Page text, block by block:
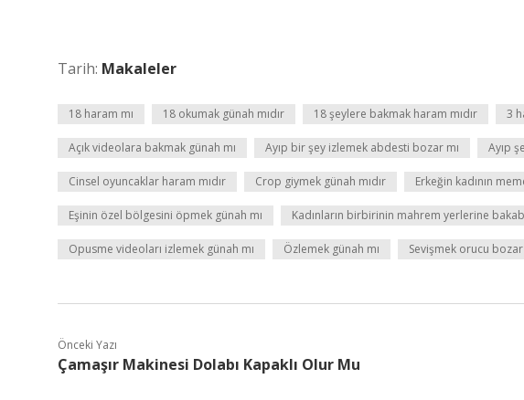
Tarih: Makaleler
18 haram mı 18 okumak günah mıdır 18 şeylere bakmak haram mıdır 3
Açık videolara bakmak günah mı Ayıp bir şey izlemek abdesti bozar mı Ayıp
Cinsel oyuncaklar haram mıdır Crop giymek günah mıdır Erkeğin kadının
Eşinin özel bölgesini öpmek günah mı Kadınların birbirinin mahrem yerlerine
Opusme videoları izlemek günah mı Özlemek günah mı Sevişmek orucu bozar
Önceki Yazı
Çamaşır Makinesi Dolabı Kapaklı Olur Mu